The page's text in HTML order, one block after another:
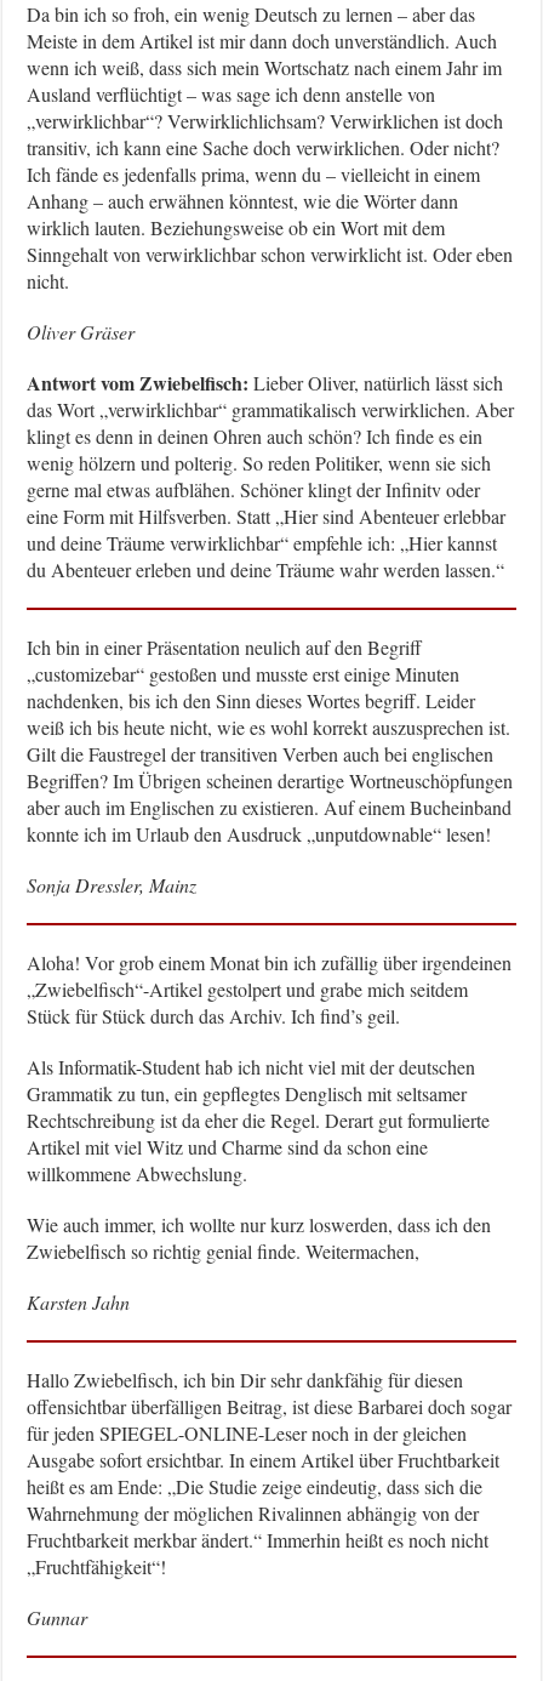
Da bin ich so froh, ein wenig Deutsch zu lernen – aber das
Meiste in dem Artikel ist mir dann doch unverständlich. Auch
wenn ich weiß, dass sich mein Wortschatz nach einem Jahr im
Ausland verflüchtigt – was sage ich denn anstelle von
„verwirklichbar“? Verwirklichlichsam? Verwirklichen ist doch
transitiv, ich kann eine Sache doch verwirklichen. Oder nicht?
Ich fände es jedenfalls prima, wenn du – vielleicht in einem
Anhang – auch erwähnen könntest, wie die Wörter dann
wirklich lauten. Beziehungsweise ob ein Wort mit dem
Sinngehalt von verwirklichbar schon verwirklicht ist. Oder eben
nicht.
Oliver Gräser
Antwort vom Zwiebelfisch: Lieber Oliver, natürlich lässt sich
das Wort „verwirklichbar“ grammatikalisch verwirklichen. Aber
klingt es denn in deinen Ohren auch schön? Ich finde es ein
wenig hölzern und polterig. So reden Politiker, wenn sie sich
gerne mal etwas aufblähen. Schöner klingt der Infinitv oder
eine Form mit Hilfsverben. Statt „Hier sind Abenteuer erlebbar
und deine Träume verwirklichbar“ empfehle ich: „Hier kannst
du Abenteuer erleben und deine Träume wahr werden lassen.“
Ich bin in einer Präsentation neulich auf den Begriff
„customizebar“ gestoßen und musste erst einige Minuten
nachdenken, bis ich den Sinn dieses Wortes begriff. Leider
weiß ich bis heute nicht, wie es wohl korrekt auszusprechen ist.
Gilt die Faustregel der transitiven Verben auch bei englischen
Begriffen? Im Übrigen scheinen derartige Wortneuschöpfungen
aber auch im Englischen zu existieren. Auf einem Bucheinband
konnte ich im Urlaub den Ausdruck „unputdownable“ lesen!
Sonja Dressler, Mainz
Aloha! Vor grob einem Monat bin ich zufällig über irgendeinen
„Zwiebelfisch“-Artikel gestolpert und grabe mich seitdem
Stück für Stück durch das Archiv. Ich find’s geil.
Als Informatik-Student hab ich nicht viel mit der deutschen
Grammatik zu tun, ein gepflegtes Denglisch mit seltsamer
Rechtschreibung ist da eher die Regel. Derart gut formulierte
Artikel mit viel Witz und Charme sind da schon eine
willkommene Abwechslung.
Wie auch immer, ich wollte nur kurz loswerden, dass ich den
Zwiebelfisch so richtig genial finde. Weitermachen,
Karsten Jahn
Hallo Zwiebelfisch, ich bin Dir sehr dankfähig für diesen
offensichtbar überfälligen Beitrag, ist diese Barbarei doch sogar
für jeden SPIEGEL-ONLINE-Leser noch in der gleichen
Ausgabe sofort ersichtbar. In einem Artikel über Fruchtbarkeit
heißt es am Ende: „Die Studie zeige eindeutig, dass sich die
Wahrnehmung der möglichen Rivalinnen abhängig von der
Fruchtbarkeit merkbar ändert.“ Immerhin heißt es noch nicht
„Fruchtfähigkeit“!
Gunnar